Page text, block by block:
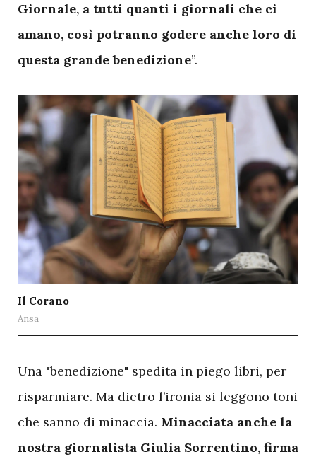
Giornale, a tutti quanti i giornali che ci
amano, così potranno godere anche loro di
questa grande benedizione”.
Il Corano
Ansa
Una "benedizione" spedita in piego libri, per
risparmiare. Ma dietro l’ironia si leggono toni
che sanno di minaccia. Minacciata anche la
nostra giornalista Giulia Sorrentino, firma